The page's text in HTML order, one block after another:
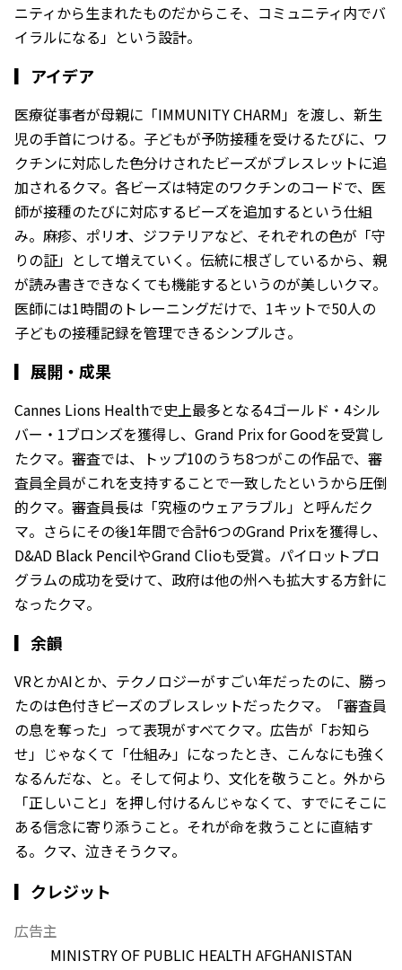
ニティから生まれたものだからこそ、コミュニティ内でバ
イラルになる」という設計。
▎ アイデア
医療従事者が母親に「IMMUNITY CHARM」を渡し、新生
児の手首につける。子どもが予防接種を受けるたびに、ワ
クチンに対応した色分けされたビーズがブレスレットに追
加されるクマ。各ビーズは特定のワクチンのコードで、医
師が接種のたびに対応するビーズを追加するという仕組
み。麻疹、ポリオ、ジフテリアなど、それぞれの色が「守
りの証」として増えていく。伝統に根ざしているから、親
が読み書きできなくても機能するというのが美しいクマ。
医師には1時間のトレーニングだけで、1キットで50人の
子どもの接種記録を管理できるシンプルさ。
▎ 展開・成果
Cannes Lions Healthで史上最多となる4ゴールド・4シル
バー・1ブロンズを獲得し、Grand Prix for Goodを受賞し
たクマ。審査では、トップ10のうち8つがこの作品で、審
査員全員がこれを支持することで一致したというから圧倒
的クマ。審査員長は「究極のウェアラブル」と呼んだク
マ。さらにその後1年間で合計6つのGrand Prixを獲得し、
D&AD Black PencilやGrand Clioも受賞。パイロットプロ
グラムの成功を受けて、政府は他の州へも拡大する方針に
なったクマ。
▎ 余韻
VRとかAIとか、テクノロジーがすごい年だったのに、勝っ
たのは色付きビーズのブレスレットだったクマ。「審査員
の息を奪った」って表現がすべてクマ。広告が「お知ら
せ」じゃなくて「仕組み」になったとき、こんなにも強く
なるんだな、と。そして何より、文化を敬うこと。外から
「正しいこと」を押し付けるんじゃなくて、すでにそこに
ある信念に寄り添うこと。それが命を救うことに直結す
る。クマ、泣きそうクマ。
▎クレジット
広告主
MINISTRY OF PUBLIC HEALTH AFGHANISTAN